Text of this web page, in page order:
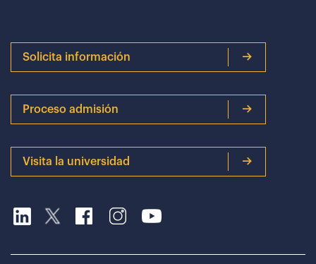
Solicita información
Proceso admisión
Visita la universidad